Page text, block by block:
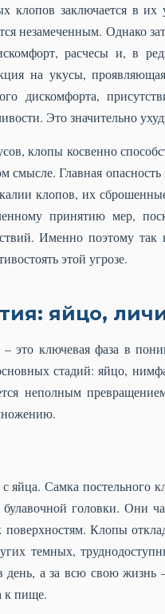
клопов заключается в их
незамеченным. Однако
расчесы и, в
на укусы,
дискомфорта,
Это значительно
клопы косвенно
смысле. Главная
клопов, их
принятию мер,
Именно поэтому так
этой угрозе.
яйцо,
– это ключевая фаза в
стадий: яйцо,
неполным
яйца. Самка постельного
головки. Они
поверхностям. Клопы
темных,
а за всю свою жизнь
к пище.